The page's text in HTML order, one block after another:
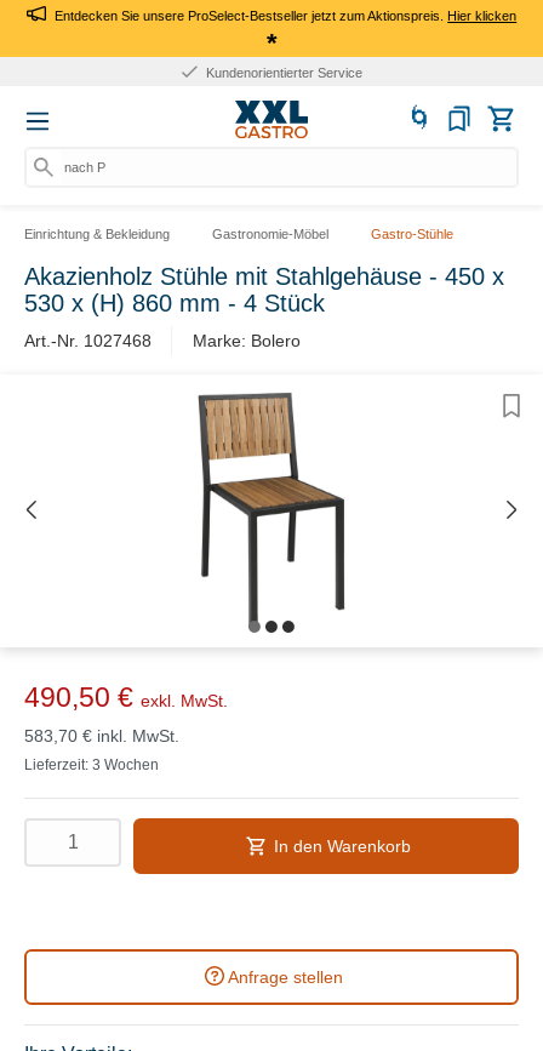
Entdecken Sie unsere ProSelect-Bestseller jetzt zum Aktionspreis.Hier klicken
*
Kundenorientierter Service
nach Pr
Einrichtung & Bekleidung Gastronomie-Möbel Gastro-Stühle
Akazienholz Stühle mit Stahlgehäuse - 450 x
530 x (H) 860 mm - 4 Stück
Art.-Nr. 1027468 Marke: Bolero
490,50 € exkl. MwSt.
583,70 € inkl. MwSt.
Lieferzeit: 3 Wochen
In den Warenkorb
Anfrage stellen